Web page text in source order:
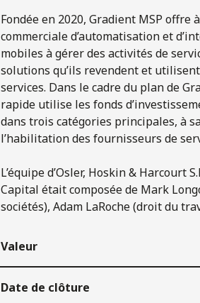
Fondée en 2020, Gradient MSP offre
commerciale d’automatisation et
mobiles à gérer des activités de
solutions qu’ils revendent et
services. Dans le cadre du plan de
rapide utilise les fonds
dans trois catégories principales, à
l’habilitation des fournisseurs de
L’équipe d’Osler, Hoskin & Harcourt
Capital était composée de Mark
sociétés), Adam LaRoche (droit du
Valeur
Date de clôture